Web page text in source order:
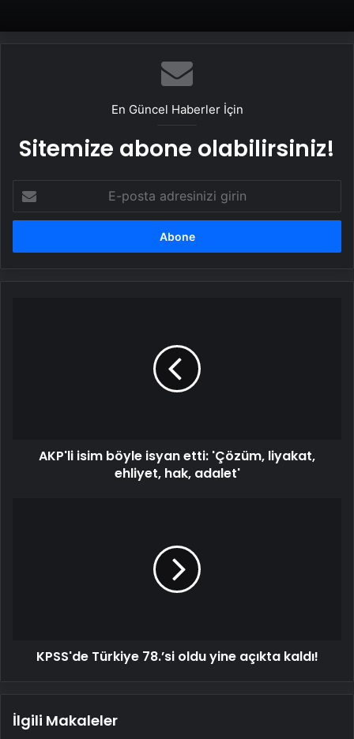
En Güncel Haberler İçin
Sitemize abone olabilirsiniz!
posta
adresinizi
adalet'AKP'li isim böyle isyan etti: 'Çözüm, liyakat,
ehliyet, hak, adalet'
KPSS'de Türkiye 78.’si oldu yine açıkta kaldı!
İlgili Makaleler